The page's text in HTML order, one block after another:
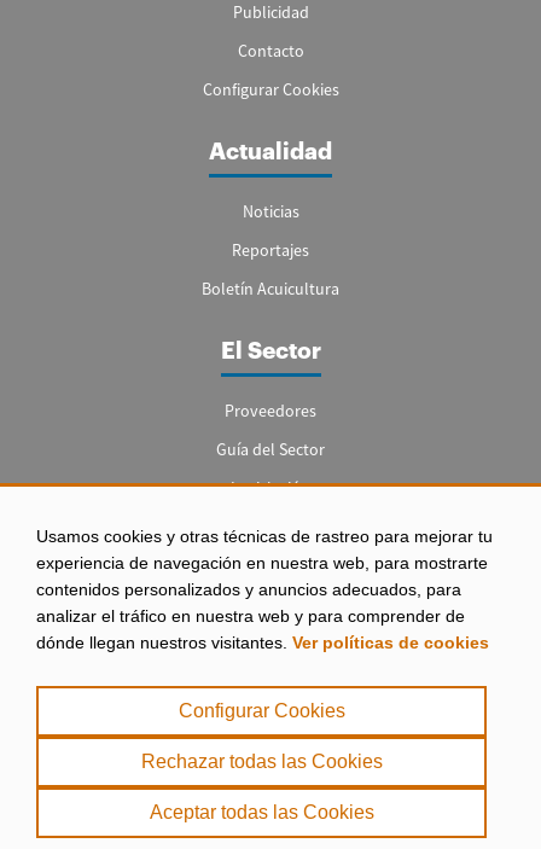
Usamos cookies y otras técnicas de rastreo para mejorar tu
experiencia de navegación en nuestra web, para mostrarte
contenidos personalizados y anuncios adecuados, para
analizar el tráfico en nuestra web y para comprender de
dónde llegan nuestros visitantes. Ver políticas de cookies
Configurar Cookies
Rechazar todas las Cookies
Aceptar todas las Cookies
Publicidad
Contacto
Configurar Cookies
Actualidad
Noticias
Reportajes
Boletín Acuicultura
El Sector
Proveedores
Guía del Sector
Legislación
Empleo
Aviso legal
|
Política de Privacidad
|
. misPeces Copyright 2000 - 2026. Todos los derechos reservados